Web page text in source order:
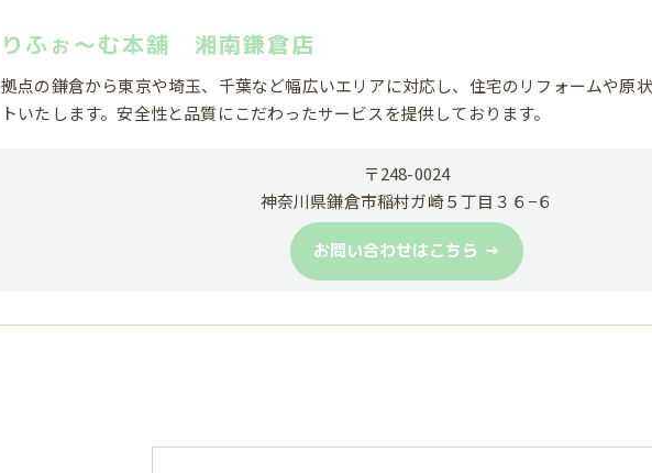
りふぉ～む本舗 湘南鎌倉店
拠点の鎌倉から東京や埼玉、千葉など幅広いエリアに対応し、住宅のリフォームや原
トいたします。安全性と品質にこだわったサービスを提供しております。
〒248-0024
神奈川県鎌倉市稲村ガ崎５丁目３６−６
お問い合わせはこちら